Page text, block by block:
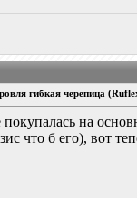
гибкая черепица
на
что б его), вот